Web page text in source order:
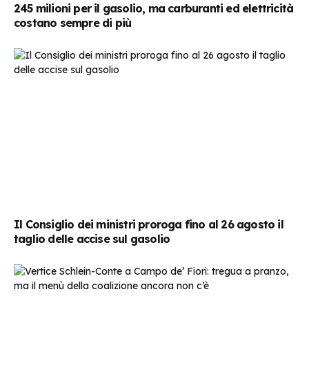
245 milioni per il gasolio, ma carburanti ed elettricità
costano sempre di più
Il Consiglio dei ministri proroga fino al 26 agosto il
taglio delle accise sul gasolio